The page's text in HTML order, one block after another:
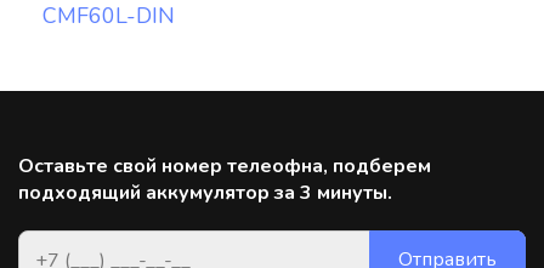
CMF60L-DIN
Оставьте свой номер телеофна, подберем
подходящий аккумулятор за 3 минуты.